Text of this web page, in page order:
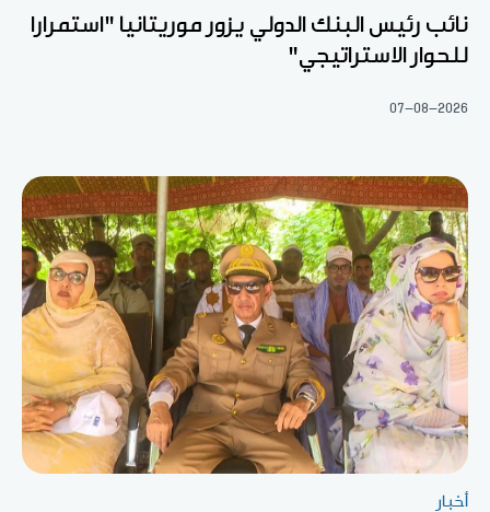
نائب رئيس البنك الدولي يزور موريتانيا "استمرارا
للحوار الاستراتيجي"
07-08-2026
أخبار